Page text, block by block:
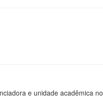
e unidade acadêmica no